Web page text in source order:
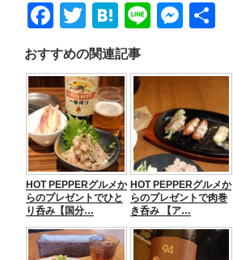
F
a
c
e
b
o
o
k
T
wi
tt
er
H
at
e
n
a
Li
e
M
ss
e
n
g
er
おすすめの関連記事
HOT PEPPERグルメか
らのプレゼントでひと
り呑み【国分…
HOT PEPPERグルメか
らのプレゼントで肉巻
き呑み 【ア…